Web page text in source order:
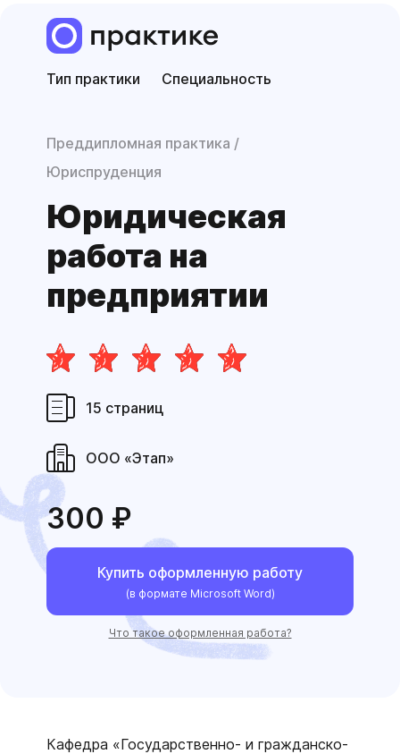
Тип практики Специальность
Преддипломная практика
Юриспруденция
Юридическая
работа на
предприятии
15 страниц
ООО «Этап»
300 ₽
Купить оформленную работу
(в формате Microsoft Word)
Что такое оформленная работа?
Кафедра «Государственно- и гражданско-